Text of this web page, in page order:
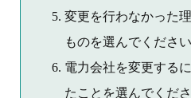
変更を行わなかった
ものを選んでください
電力会社を変更する
たことを選んでくださ